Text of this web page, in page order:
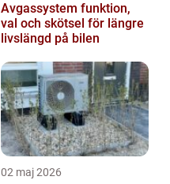
Avgassystem funktion,
val och skötsel för längre
livslängd på bilen
02 maj 2026